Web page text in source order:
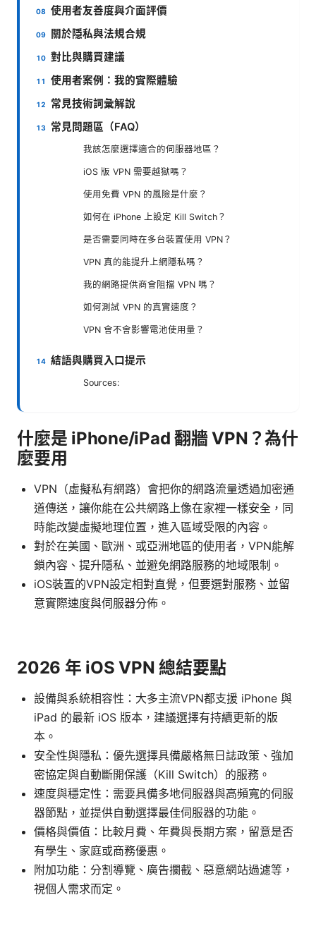
使用者友善度與介面評價
關於隱私與法規合規
對比與購買建議
使用者案例：我的實際體驗
常見技術詞彙解說
常見問題區（FAQ）
我該怎麼選擇適合的伺服器地區？
iOS 版 VPN 需要越獄嗎？
使用免費 VPN 的風險是什麼？
如何在 iPhone 上設定 Kill Switch？
是否需要同時在多台裝置使用 VPN？
VPN 真的能提升上網隱私嗎？
我的網路提供商會阻擋 VPN 嗎？
如何測試 VPN 的真實速度？
VPN 會不會影響電池使用量？
結語與購買入口提示
Sources:
什麼是 iPhone/iPad 翻牆 VPN？為什
麼要用
VPN（虛擬私有網路）會把你的網路流量透過加密通
道傳送，讓你能在公共網路上像在家裡一樣安全，同
時能改變虛擬地理位置，進入區域受限的內容。
對於在美國、歐洲、或亞洲地區的使用者，VPN能解
鎖內容、提升隱私、並避免網路服務的地域限制。
iOS裝置的VPN設定相對直覺，但要選對服務、並留
意實際速度與伺服器分佈。
2026 年 iOS VPN 總結要點
設備與系統相容性：大多主流VPN都支援 iPhone 與
iPad 的最新 iOS 版本，建議選擇有持續更新的版
本。
安全性與隱私：優先選擇具備嚴格無日誌政策、強加
密協定與自動斷開保護（Kill Switch）的服務。
速度與穩定性：需要具備多地伺服器與高頻寬的伺服
器節點，並提供自動選擇最佳伺服器的功能。
價格與價值：比較月費、年費與長期方案，留意是否
有學生、家庭或商務優惠。
附加功能：分割導覽、廣告攔截、惡意網站過濾等，
視個人需求而定。